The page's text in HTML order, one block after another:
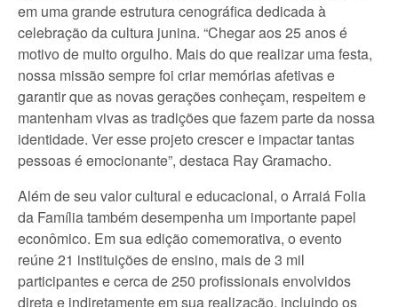
em uma grande estrutura cenográfica dedicada à
celebração da cultura junina. “Chegar aos 25 anos é
motivo de muito orgulho. Mais do que realizar uma festa,
nossa missão sempre foi criar memórias afetivas e
garantir que as novas gerações conheçam, respeitem e
mantenham vivas as tradições que fazem parte da nossa
identidade. Ver esse projeto crescer e impactar tantas
pessoas é emocionante”, destaca Ray Gramacho.
Além de seu valor cultural e educacional, o Arraiá Folia
da Família também desempenha um importante papel
econômico. Em sua edição comemorativa, o evento
reúne 21 instituições de ensino, mais de 3 mil
participantes e cerca de 250 profissionais envolvidos
direta e indiretamente em sua realização, incluindo os